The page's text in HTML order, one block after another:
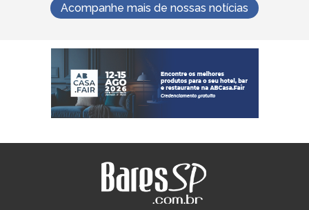
Acompanhe mais de nossas notícias